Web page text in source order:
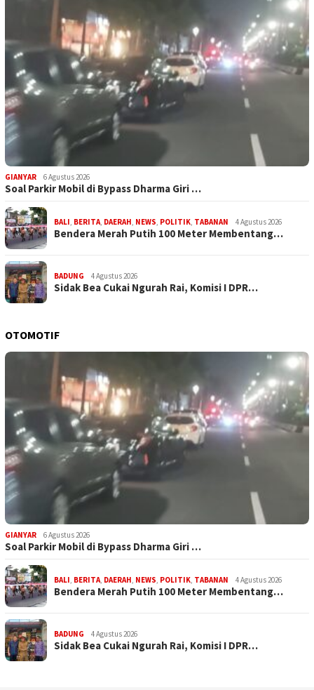
GIANYAR 6 Agustus 2026
Soal Parkir Mobil di Bypass Dharma Giri …
BALI, BERITA, DAERAH, NEWS, POLITIK, TABANAN 4 Agustus 2026
Bendera Merah Putih 100 Meter Membentang…
BADUNG 4 Agustus 2026
Sidak Bea Cukai Ngurah Rai, Komisi I DPR…
OTOMOTIF
GIANYAR 6 Agustus 2026
Soal Parkir Mobil di Bypass Dharma Giri …
BALI, BERITA, DAERAH, NEWS, POLITIK, TABANAN 4 Agustus 2026
Bendera Merah Putih 100 Meter Membentang…
BADUNG 4 Agustus 2026
Sidak Bea Cukai Ngurah Rai, Komisi I DPR…